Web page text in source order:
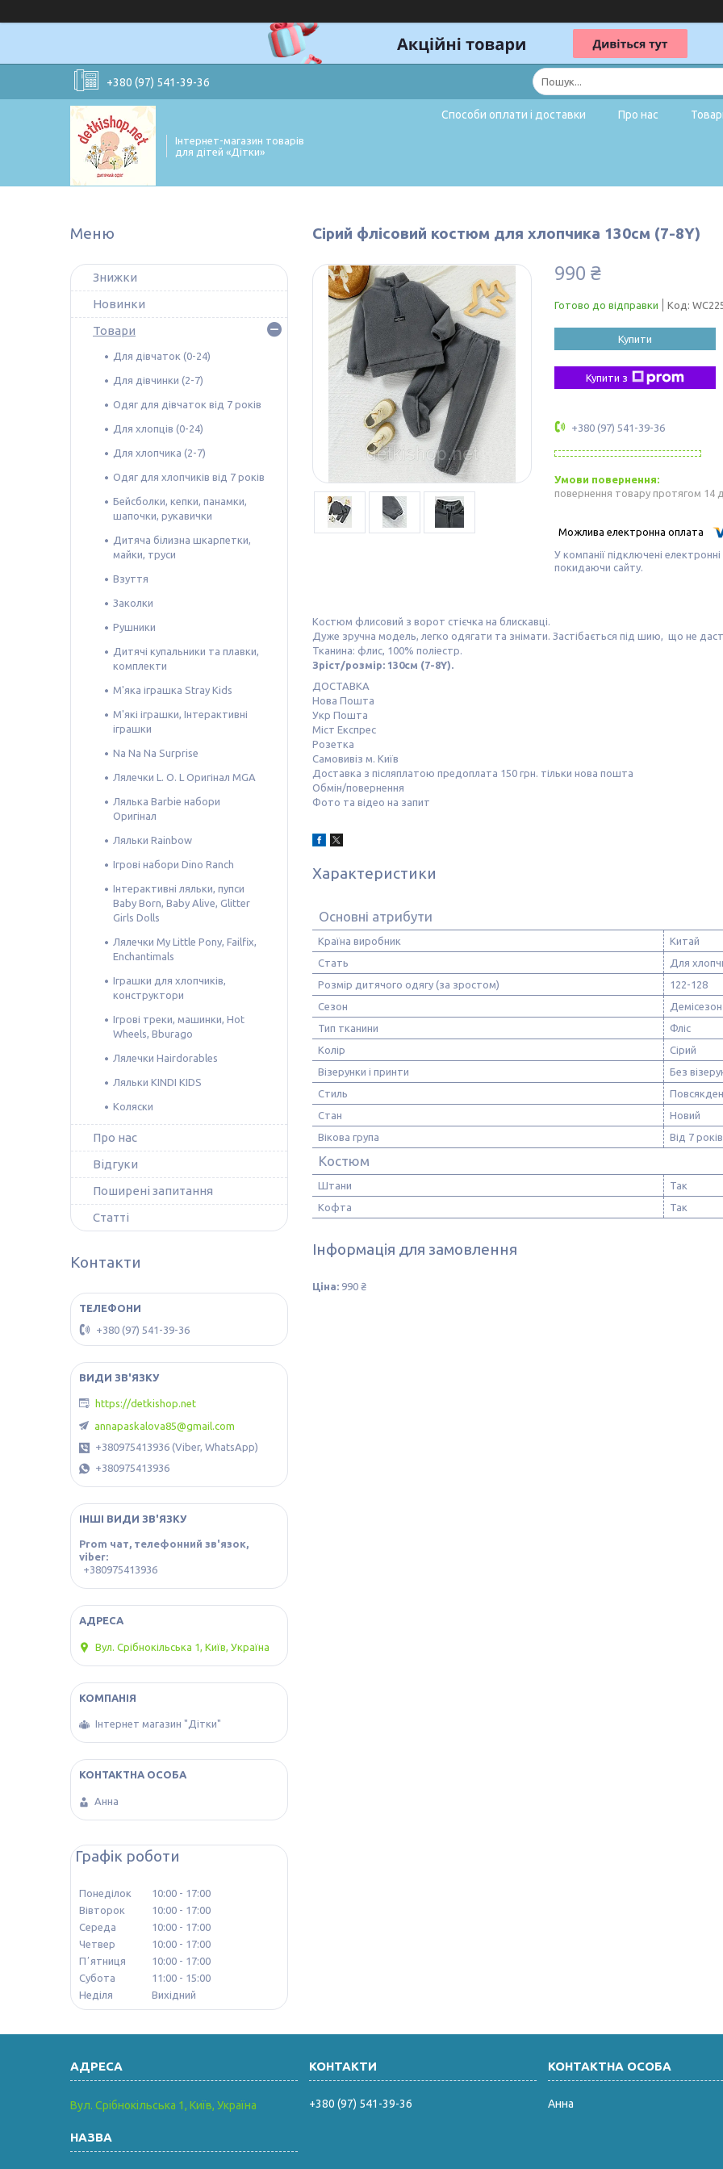
+380 (97) 541-39-36
Інтернет-магазин товарів
для дітей «Дітки»
Способи оплати і доставки Про нас
Сірий флісовий костюм для хлопчика 130см (7-8Y)
990 ₴
Готово до відправки Код:
Купити
Купити з
+380 (97) 541-39-36
повернення товару протягом 14
У компанії підключені
покидаючи сайту.
Костюм флисовий з ворот стієчка на блискавці.
Дуже зручна модель, легко одягати та знімати. Застібається під шию, що не
Тканина: флис, 100% поліестр.
Зріст/розмір: 130см (7-8Y).
ДОСТАВКА
Нова Пошта
Укр Пошта
Міст Експрес
Розетка
Самовивіз м. Київ
Доставка з післяплатою предоплата 150 грн. тільки нова пошта
Обмін/повернення
Фото та відео на запит
Характеристики
Основні атрибути
Країна виробник
Китай
Стать
Для
Розмір дитячого одягу (за зростом)
122-128
Сезон
Демісезон
Тип тканини
Фліс
Колір
Сірий
Візерунки і принти
Без
Стиль
Стан
Новий
Вікова група
Від 7 років
Костюм
Штани
Так
Кофта
Так
Інформація для замовлення
Ціна: 990 ₴
Знижки
Новинки
Товари
Для дівчаток (0-24)
Для дівчинки (2-7)
Одяг для дівчаток від 7 років
Для хлопців (0-24)
Для хлопчика (2-7)
Одяг для хлопчиків від 7 років
Бейсболки, кепки, панамки,
шапочки, рукавички
Дитяча білизна шкарпетки,
майки, труси
Взуття
Заколки
Рушники
Дитячі купальники та плавки,
комплекти
М'яка іграшка Stray Kids
М'які іграшки, Інтерактивні
іграшки
Na Na Na Surprise
Лялечки L. O. L Оригінал MGA
Лялька Barbie набори
Оригінал
Ляльки Rainbow
Ігрові набори Dino Ranch
Інтерактивні ляльки, пупси
Baby Born, Baby Alive, Glitter
Girls Dolls
Лялечки My Little Pony, Failfix,
Enchantimals
Іграшки для хлопчиків,
конструктори
Ігрові треки, машинки, Hot
Wheels, Bburago
Лялечки Hairdorables
Ляльки KINDI KIDS
Коляски
Про нас
Відгуки
Поширені запитання
Статті
Контакти
+380 (97) 541-39-36
https://detkishop.net
annapaskalova85@gmail.com
+380975413936 (Viber, WhatsApp)
+380975413936
ІНШІ ВИДИ ЗВ'ЯЗКУ
Prom чат, телефонний зв'язок,
viber
+380975413936
Вул. Срібнокільська 1, Київ, Україна
Інтернет магазин "Дітки"
Анна
Графік роботи
Понеділок 10:00
17:00
Вівторок
10:00
17:00
Середа
10:00
17:00
Четвер
10:00
17:00
Пʼятниця
10:00
17:00
Субота
11:00
15:00
Неділя
Вихідний
Вул. Срібнокільська 1, Київ, Україна +380 (97) 541-39-36 Анна